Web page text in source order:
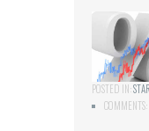
POSTED IN:
COMMENTS: